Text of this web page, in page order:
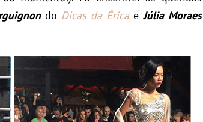
do Dicas da ÉricaeJúlia Moraes